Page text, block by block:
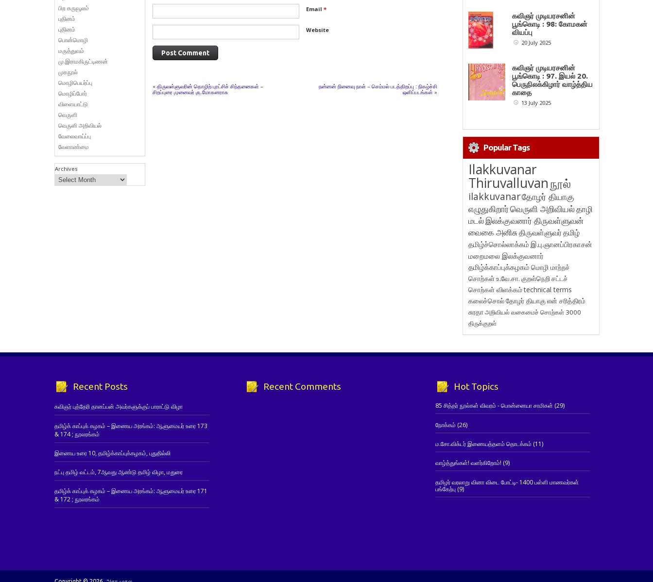
Email *
Website
« திருவள்ளுவரின் தொழிற் புரட்சிச் சிந்தனைகள் –
சிறப்புரை முனைவர் கு.மோகனராசு
நன்னன் நினைவு நாள் – செம்மல் படத்திறப்பு : நிகழ்ச்சி
ஒளிப்படங்கள் »
பிற கருவூலம்
புதினம்
புதினம்
பொன்மொழி
மருத்துவம்
மு.இராமகிருட்டிணன்
முகநூல்
மொழிபெயர்ப்பு
மொழிப்போர்
விளையாட்டு
வெருளி
வெருளி அறிவியல்
வேலைவாய்ப்பு
வேளாண்மை
Archives
கவிஞர் முடியரசனின்
பூங்கொடி : 98: கோமகன்
வியப்பு
20 July 2025
கவிஞர் முடியரசனின்
பூங்கொடி : 97. இயல் 20.
பெருநிலக்கிழார் வாழ்த்திய
காதை
13 July 2025
Popular Tags
Ilakkuvanar
Thiruvalluvanநூல்
ilakkuvanarதோழர் தியாகு
எழுதுகிறார்வெருளி அறிவியல்தாழி
மடல்இலக்குவனார் திருவள்ளுவன்
வைகை அனிசுதிருவள்ளுவர்தமிழ்
தமிழ்ச்சொல்லாக்கம் இ.பு.ஞானப்பிரகாசன்
மறைமலை இலக்குவனார்
தமிழ்க்காப்புக்கழகம் மொழி மாற்றச்
சொற்கள்உ.வே.சா. குறள்நெறி சட்டச்
சொற்கள் விளக்கம்technical terms
கலைச்சொல்தோழர் தியாகுஎன் சரித்திரம்
சுரதாஅறிவியல் வகைமைச் சொற்கள் 3000
திருக்குறள்
Recent Posts
கவிஞர் புத்தேரி தானப்பன் அவர்களுக்குப் பாராட்டு விழா
தமிழ்க் காப்புக் கழகம் – இணைய அரங்கம்: ஆளுமையர் உரை 173
& 174 ; நூலரங்கம்
இணைய உரை 10, தமிழ்க்காப்புக்கழகம், புதுதில்லி
நட்பு தமிழ் வட்டம், 7ஆவது ஆண்டு தமிழ் விழா, மதுரை
தமிழ்க் காப்புக் கழகம் – இணைய அரங்கம்: ஆளுமையர் உரை 171
& 172 ; நூலரங்கம்
Recent Comments Hot Topics
85 சித்தர் நூல்கள் விவரம் - பொன்னையா சாமிகள் (29)
நோக்கம் (26)
ம.சோ.விக்டர் இணையத்தளம் தொடக்கம் (11)
வாழ்த்துங்கள்! வளர்கிறோம்! (9)
தமிழர் வரலாறு வினா விடை போட்டி- 1400 பள்ளி மாணவர்கள்
பங்கேற்பு(9)